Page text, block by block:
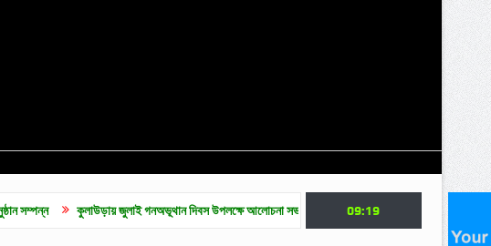
কুলাউড়ায় জুলাই গনঅভূথান দিবস উপলক্ষে আলোচনা সভা জুলাই গণ অভ্যুত্থান দিবসে মৌলভীবাজারে নানা কর্মসূচি
09:19